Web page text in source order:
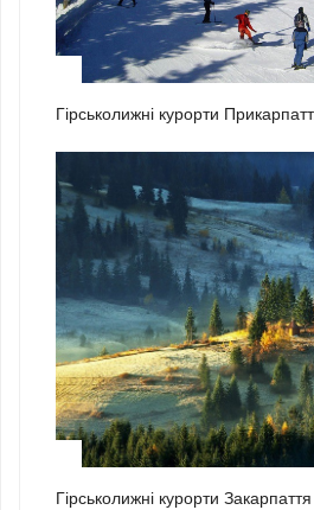
Гірськолижні курорти
Гірськолижні курорти Закарпаття